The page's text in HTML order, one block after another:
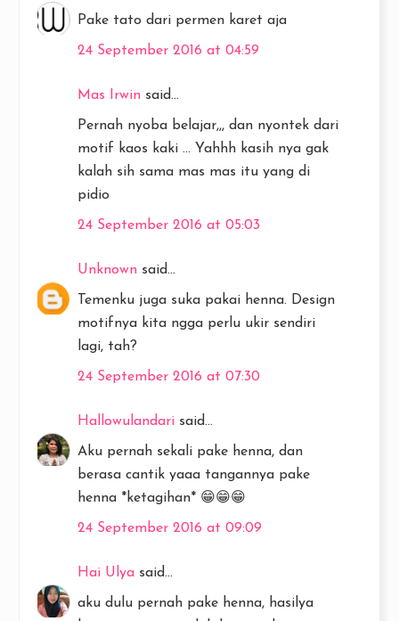
Pake tato dari permen karet aja
24 September 2016 at 04:59
Mas Irwin said...
Pernah nyoba belajar,,, dan nyontek dari
motif kaos kaki ... Yahhh kasih nya gak
kalah sih sama mas mas itu yang di
pidio
24 September 2016 at 05:03
Unknown said...
Temenku juga suka pakai henna. Design
motifnya kita ngga perlu ukir sendiri
lagi, tah?
24 September 2016 at 07:30
Hallowulandari said...
Aku pernah sekali pake henna, dan
berasa cantik yaaa tangannya pake
henna *ketagihan* 😁😁😁
24 September 2016 at 09:09
Hai Ulya said...
aku dulu pernah pake henna, hasilya